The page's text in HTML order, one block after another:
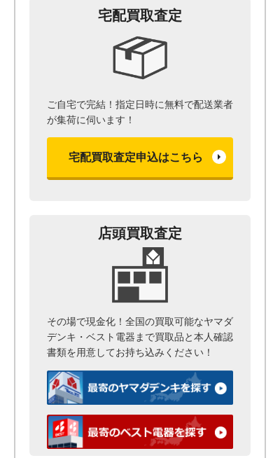
宅配買取査定
ご自宅で完結！指定日時に無料で配送業者
が集荷に伺います！
宅配買取査定申込はこちら
店頭買取査定
その場で現金化！全国の買取可能なヤマダ
デンキ・ベスト電器まで買取品と本人確認
書類を用意してお持ち込みください！